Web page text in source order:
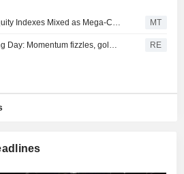
US Equity Indexes Mixed as Mega-Cap Communication Services, Tech Names Weigh, Strait of Hormuz Safe Route Emerges MT
Trading Day: Momentum fizzles, gold sizzles RE